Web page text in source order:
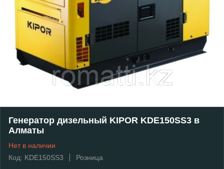
Генератор дизельный KIPOR KDE150SS3 в
Алматы
Нет в наличии
Код: KDE150SS3
Розница